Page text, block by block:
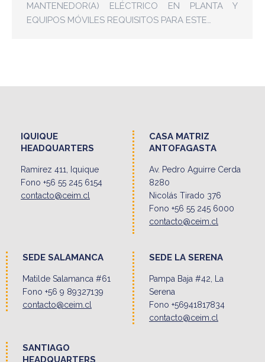
MANTENEDOR(A) ELÉCTRICO EN PLANTA Y
EQUIPOS MÓVILES REQUISITOS PARA ESTE…
IQUIQUE
HEADQUARTERS
Ramirez 411, Iquique
Fono +56 55 245 6154
contacto@ceim.cl
CASA MATRIZ
ANTOFAGASTA
Av. Pedro Aguirre Cerda
8280
Nicolás Tirado 376
Fono +56 55 245 6000
contacto@ceim.cl
SEDE SALAMANCA
Matilde Salamanca #61
Fono +56 9 89327139
contacto@ceim.cl
SEDE LA SERENA
Pampa Baja #42, La
Serena
Fono +56941817834
contacto@ceim.cl
SANTIAGO
HEADQUARTERS